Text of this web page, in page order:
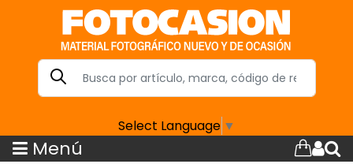
Select Language ▼
Menú